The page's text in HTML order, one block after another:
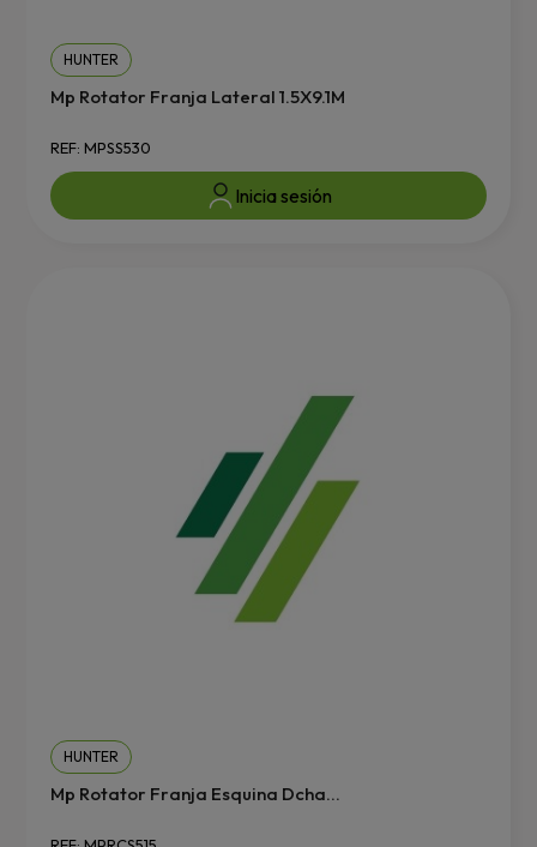
HUNTER
Mp Rotator Franja Lateral 1.5X9.1M
REF: MPSS530
Inicia sesión
HUNTER
Mp Rotator Franja Esquina Dcha...